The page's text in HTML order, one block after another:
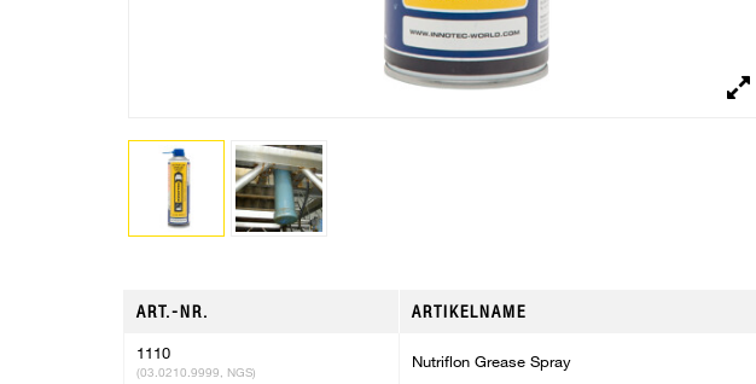
ART.-NR. ARTIKELNAME
1110
(03.0210.9999, NGS)
Nutriflon Grease Spray